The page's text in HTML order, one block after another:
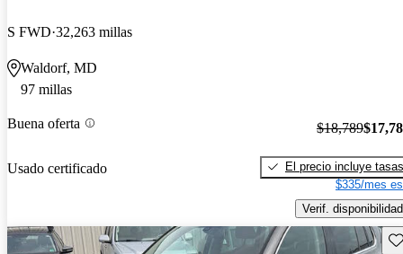
S FWD 32,263 millas
Waldorf, MD
97 millas
Buena oferta
Usado certificado
$18,789
El precio incluye tasas
$335/mes
Verif. disponibilidad